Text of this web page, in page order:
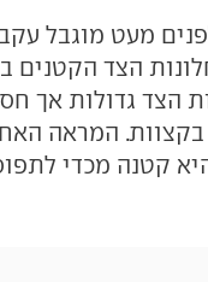
הצד הקטנים
הצד גדולות אך
בקצוות. המראה
קטנה מכדי